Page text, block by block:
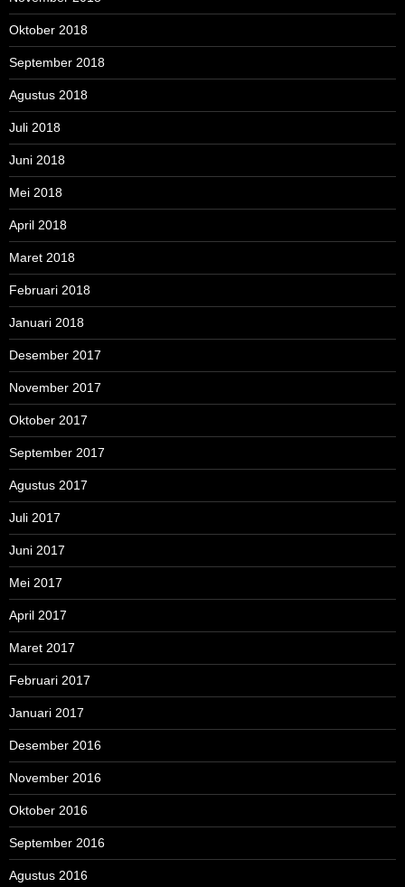
Oktober 2018
September 2018
Agustus 2018
Juli 2018
Juni 2018
Mei 2018
April 2018
Maret 2018
Februari 2018
Januari 2018
Desember 2017
November 2017
Oktober 2017
September 2017
Agustus 2017
Juli 2017
Juni 2017
Mei 2017
April 2017
Maret 2017
Februari 2017
Januari 2017
Desember 2016
November 2016
Oktober 2016
September 2016
Agustus 2016